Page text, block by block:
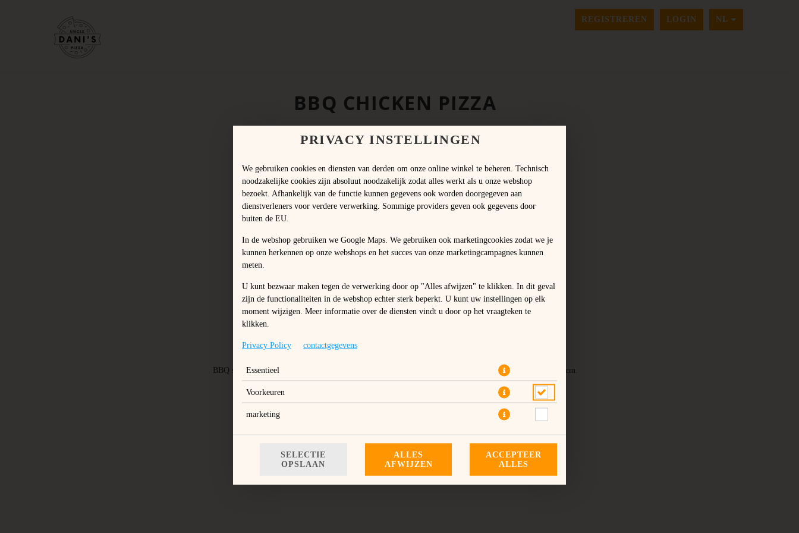
REGISTREREN LOGIN NL
TAAL WIJZIGEN
BBQ CHICKEN PIZZA
BBQ saus, Mozzarella kaas, Gegrilde kipfilet, Jalapeño pepers en Rode Ui. Keuze uit: 25cm, 30cm of 35cm.
PRIVACY INSTELLINGEN
We gebruiken cookies en diensten van derden om onze online winkel te beheren. Technisch
noodzakelijke cookies zijn absoluut noodzakelijk zodat alles werkt als u onze webshop
bezoekt. Afhankelijk van de functie kunnen gegevens ook worden doorgegeven aan
dienstverleners voor verdere verwerking. Sommige providers geven ook gegevens door
buiten de EU.
In de webshop gebruiken we Google Maps. We gebruiken ook marketingcookies zodat we je
kunnen herkennen op onze webshops en het succes van onze marketingcampagnes kunnen
meten.
U kunt bezwaar maken tegen de verwerking door op "Alles afwijzen" te klikken. In dit geval
zijn de functionaliteiten in de webshop echter sterk beperkt. U kunt uw instellingen op elk
moment wijzigen. Meer informatie over de diensten vindt u door op het vraagteken te
klikken.
Privacy Policy contactgegevens
Essentieel
Voorkeuren
marketing
SELECTIE
OPSLAAN
ALLES
AFWIJZEN
ACCEPTEER
ALLES